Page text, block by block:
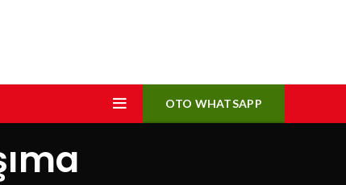
OTO WHATSAPP